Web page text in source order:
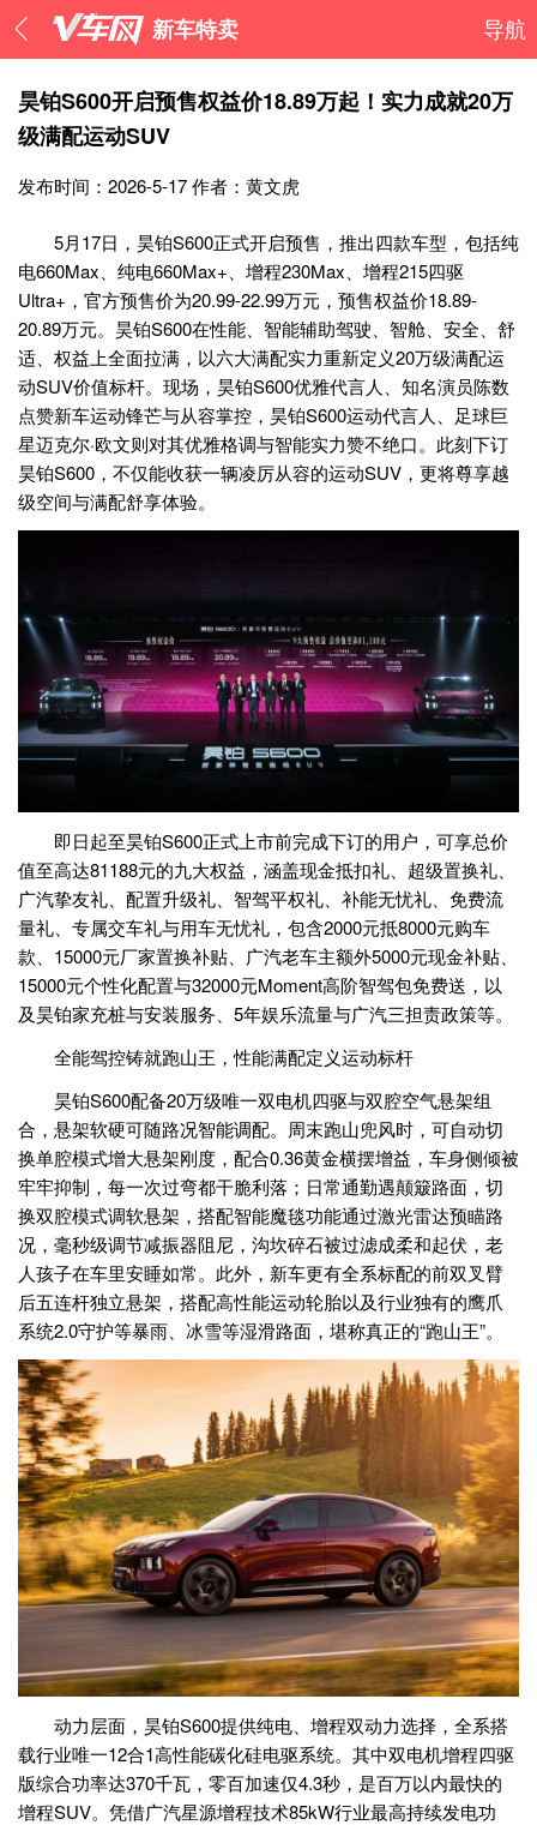
新车特卖 导航
昊铂S600开启预售权益价18.89万起！实力成就20万
级满配运动SUV
发布时间：2026-5-17作者：黄文虎
5月17日，昊铂S600正式开启预售，推出四款车型，包括纯
电660Max、纯电660Max+、增程230Max、增程215四驱
Ultra+，官方预售价为20.99-22.99万元，预售权益价18.89-
20.89万元。昊铂S600在性能、智能辅助驾驶、智舱、安全、舒
适、权益上全面拉满，以六大满配实力重新定义20万级满配运
动SUV价值标杆。现场，昊铂S600优雅代言人、知名演员陈数
点赞新车运动锋芒与从容掌控，昊铂S600运动代言人、足球巨
星迈克尔·欧文则对其优雅格调与智能实力赞不绝口。此刻下订
昊铂S600，不仅能收获一辆凌厉从容的运动SUV，更将尊享越
级空间与满配舒享体验。
即日起至昊铂S600正式上市前完成下订的用户，可享总价
值至高达81188元的九大权益，涵盖现金抵扣礼、超级置换礼、
广汽挚友礼、配置升级礼、智驾平权礼、补能无忧礼、免费流
量礼、专属交车礼与用车无忧礼，包含2000元抵8000元购车
款、15000元厂家置换补贴、广汽老车主额外5000元现金补贴、
15000元个性化配置与32000元Moment高阶智驾包免费送，以
及昊铂家充桩与安装服务、5年娱乐流量与广汽三担责政策等。
全能驾控铸就跑山王，性能满配定义运动标杆
昊铂S600配备20万级唯一双电机四驱与双腔空气悬架组
合，悬架软硬可随路况智能调配。周末跑山兜风时，可自动切
换单腔模式增大悬架刚度，配合0.36黄金横摆增益，车身侧倾被
牢牢抑制，每一次过弯都干脆利落；日常通勤遇颠簸路面，切
换双腔模式调软悬架，搭配智能魔毯功能通过激光雷达预瞄路
况，毫秒级调节减振器阻尼，沟坎碎石被过滤成柔和起伏，老
人孩子在车里安睡如常。此外，新车更有全系标配的前双叉臂
后五连杆独立悬架，搭配高性能运动轮胎以及行业独有的鹰爪
系统2.0守护等暴雨、冰雪等湿滑路面，堪称真正的“跑山王”。
动力层面，昊铂S600提供纯电、增程双动力选择，全系搭
载行业唯一12合1高性能碳化硅电驱系统。其中双电机增程四驱
版综合功率达370千瓦，零百加速仅4.3秒，是百万以内最快的
增程SUV。凭借广汽星源增程技术85kW行业最高持续发电功